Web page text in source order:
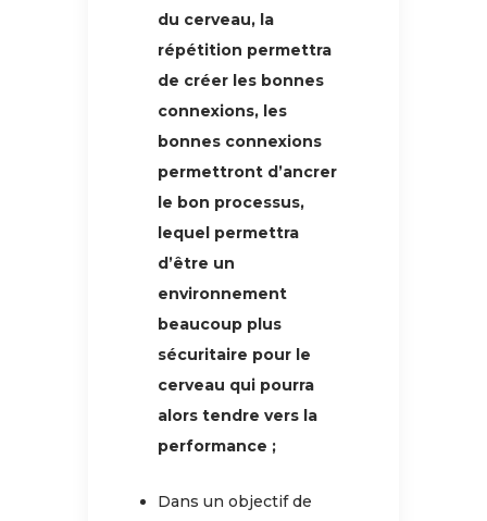
du cerveau, la
répétition permettra
de créer les bonnes
connexions, les
bonnes connexions
permettront d’ancrer
le bon processus,
lequel permettra
d’être un
environnement
beaucoup plus
sécuritaire pour le
cerveau qui pourra
alors tendre vers la
performance ;
Dans un objectif de